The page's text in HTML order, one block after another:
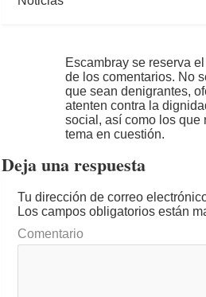
Escambray se reserva
de los comentarios. No
que sean denigrantes,
atenten contra la
social, así como los que
tema en cuestión.
Deja una respuesta
Tu dirección de correo
Los campos obligatorios están
Comentario